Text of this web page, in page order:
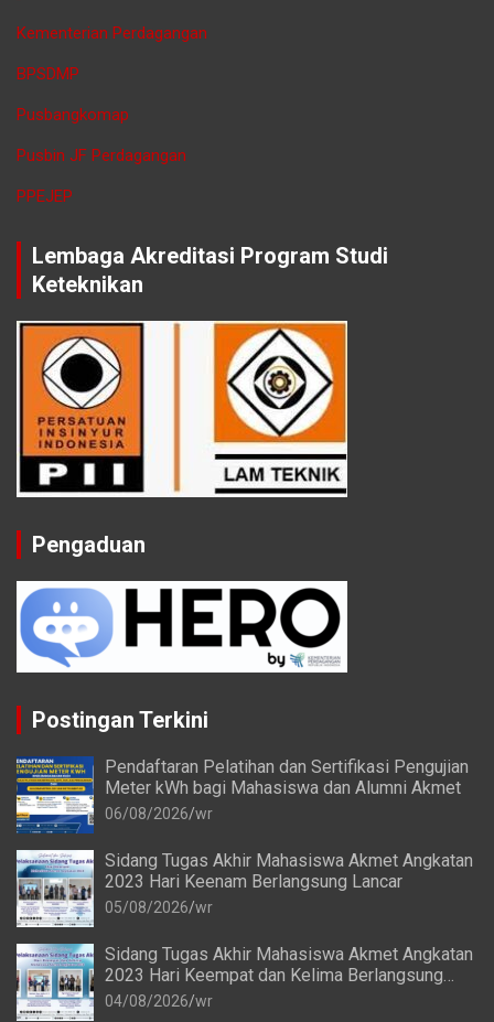
Kementerian Perdagangan
BPSDMP
Pusbangkomap
Pusbin JF Perdagangan
PPEJEP
Lembaga Akreditasi Program Studi
Keteknikan
Pengaduan
Postingan Terkini
Pendaftaran Pelatihan dan Sertifikasi Pengujian
Meter kWh bagi Mahasiswa dan Alumni Akmet
06/08/2026 wr
Sidang Tugas Akhir Mahasiswa Akmet Angkatan
2023 Hari Keenam Berlangsung Lancar
05/08/2026 wr
Sidang Tugas Akhir Mahasiswa Akmet Angkatan
2023 Hari Keempat dan Kelima Berlangsung
Lancar
04/08/2026 wr